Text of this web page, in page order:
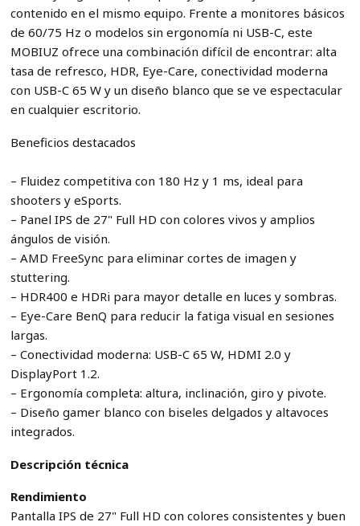
contenido en el mismo equipo. Frente a monitores básicos
de 60/75 Hz o modelos sin ergonomía ni USB-C, este
MOBIUZ ofrece una combinación difícil de encontrar: alta
tasa de refresco, HDR, Eye-Care, conectividad moderna
con USB-C 65 W y un diseño blanco que se ve espectacular
en cualquier escritorio.
Beneficios destacados
– Fluidez competitiva con 180 Hz y 1 ms, ideal para
shooters y eSports.
– Panel IPS de 27" Full HD con colores vivos y amplios
ángulos de visión.
– AMD FreeSync para eliminar cortes de imagen y
stuttering.
– HDR400 e HDRi para mayor detalle en luces y sombras.
– Eye-Care BenQ para reducir la fatiga visual en sesiones
largas.
– Conectividad moderna: USB-C 65 W, HDMI 2.0 y
DisplayPort 1.2.
– Ergonomía completa: altura, inclinación, giro y pivote.
– Diseño gamer blanco con biseles delgados y altavoces
integrados.
Descripción técnica
Rendimiento
Pantalla IPS de 27" Full HD con colores consistentes y buen